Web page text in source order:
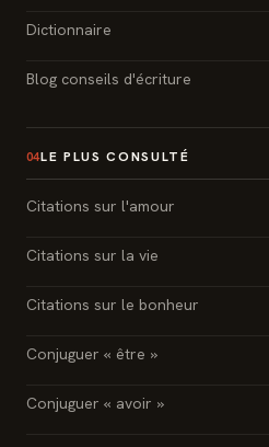
Dictionnaire
Blog conseils d'écriture
04LE PLUS CONSULTÉ
Citations sur l'amour
Citations sur la vie
Citations sur le bonheur
Conjuguer « être »
Conjuguer « avoir »